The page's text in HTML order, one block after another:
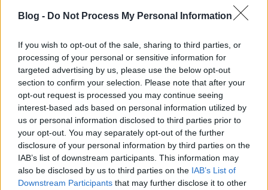
Blog - Do Not Process My Personal Information
If you wish to opt-out of the sale, sharing to third parties, or
processing of your personal or sensitive information for
targeted advertising by us, please use the below opt-out
section to confirm your selection. Please note that after your
opt-out request is processed you may continue seeing
interest-based ads based on personal information utilized by
us or personal information disclosed to third parties prior to
your opt-out. You may separately opt-out of the further
disclosure of your personal information by third parties on the
IAB’s list of downstream participants. This information may
also be disclosed by us to third parties on the IAB’s List of
Downstream Participants that may further disclose it to other